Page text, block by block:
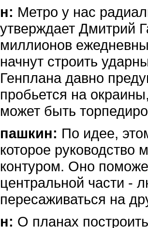
н: Метро у нас
утверждает Дмитрий
миллионов
начнут строить
Генплана давно
пробьется на
может быть
пашкин: По идее,
которое руководство
контуром. Оно
центральной части -
пересаживаться на
н: О планах